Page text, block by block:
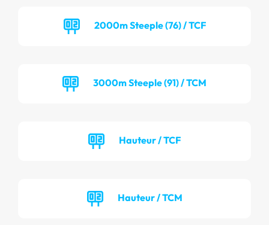
2000m Steeple (76) / TCF
3000m Steeple (91) / TCM
Hauteur / TCF
Hauteur / TCM